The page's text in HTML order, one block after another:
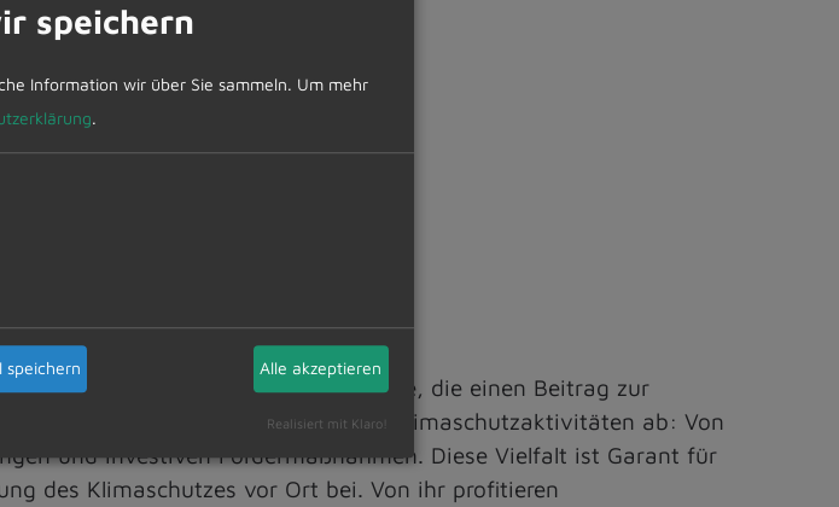
seit 2008 zahlreiche Projekte, die einen Beitrag zur
decken ein breites Spektrum an Klimaschutzaktivitäten ab: Von
und investiven Fördermaßnahmen. Diese Vielfalt ist Garant für
des Klimaschutzes vor Ort bei. Von ihr profitieren
speichern
Information wir über Sie sammeln. Um mehr
.
speichern Alle akzeptieren
Realisiert mit Klaro!